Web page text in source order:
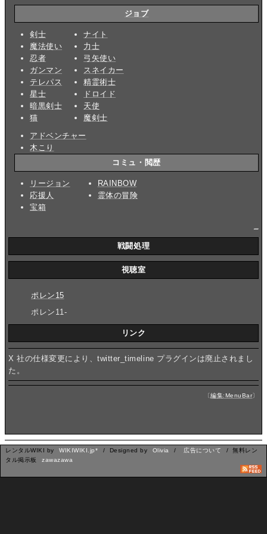
ジョブ
剣士
魔法使い
忍者
ガンマン
テレパス
星士
暗黒剣士
猫
ナイト
力士
弓矢使い
スネイカー
精霊術士
ドロイド
天使
魔剣士
アドベンチャー
木こり
コミュ・閲歴
リージョン
応援人
宝箱
RAINBOW
霊体の冒険
戦闘処理
視聴室
ポレン15
ポレン11-
リンク
X 社の仕様変更により、twitter_timeline プラグインは廃止されまし
た。
〔編集:MenuBar〕
レンタルWIKI by WIKIWIKI.jp* / Designed by Olivia / 広告について
/ 無料レン
タル掲示板
zawazawa